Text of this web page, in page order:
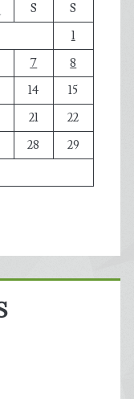
S
S
1
7
8
14
15
21
22
28
29